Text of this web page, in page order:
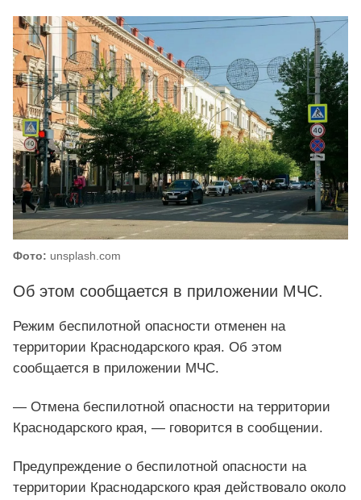
Фото: unsplash.com
Об этом сообщается в приложении МЧС.
Режим беспилотной опасности отменен на
территории Краснодарского края. Об этом
сообщается в приложении МЧС.
— Отмена беспилотной опасности на территории
Краснодарского края, — говорится в сообщении.
Предупреждение о беспилотной опасности на
территории Краснодарского края действовало около